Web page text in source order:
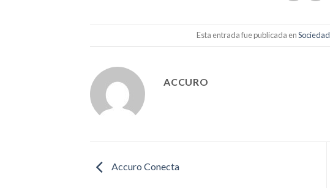
Esta entrada fue publicada enSociedad
ACCURO
Accuro Conecta